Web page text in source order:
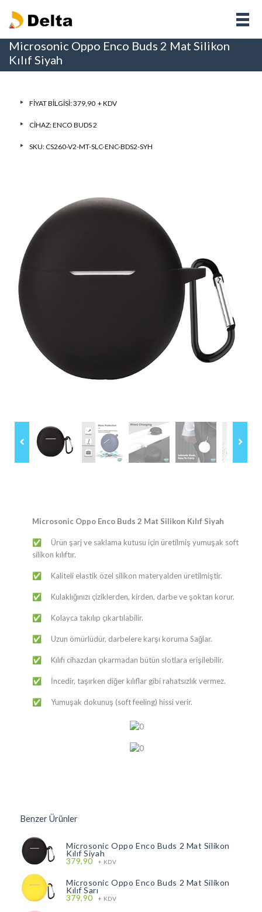
Microsonic Oppo Enco Buds 2 Mat Silikon
Kılıf Siyah
FIYAT BILGISI: 379,90 + KDV
CIHAZ:ENCO BUDS 2
SKU: CS260-V2-MT-SLC-ENC-BDS2-SYH
Microsonic Oppo Enco Buds 2 Mat Silikon Kılıf Siyah
✅ ​​​Ürün şarj ve saklama kutusu için üretilmiş yumuşak soft
silikon kılıftır.
✅ Kaliteli elastik özel silikon materyalden üretilmiştir.
✅ Kulaklığınızı çiziklerden, kirden, darbe ve şoktan korur.
✅ Kolayca takılıp çıkartılabilir.
✅ Uzun ömürlüdür, darbelere karşı koruma Sağlar.
✅ Kılıfı cihazdan çıkarmadan bütün slotlara erişilebilir.
✅ İncedir, taşırken diğer kılıflar gibi rahatsızlık vermez.
✅ Yumuşak dokunuş (soft feeling) hissi verir.
Benzer Ürünler
Microsonic Oppo Enco Buds 2 Mat Silikon
Kılıf Siyah
379,90 + KDV
Microsonic Oppo Enco Buds 2 Mat Silikon
Kılıf Sarı
379,90 + KDV